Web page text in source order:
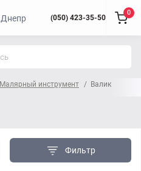
Днепр (050) 423-35-50
0
Малярный инструмент Валик
Фильтр